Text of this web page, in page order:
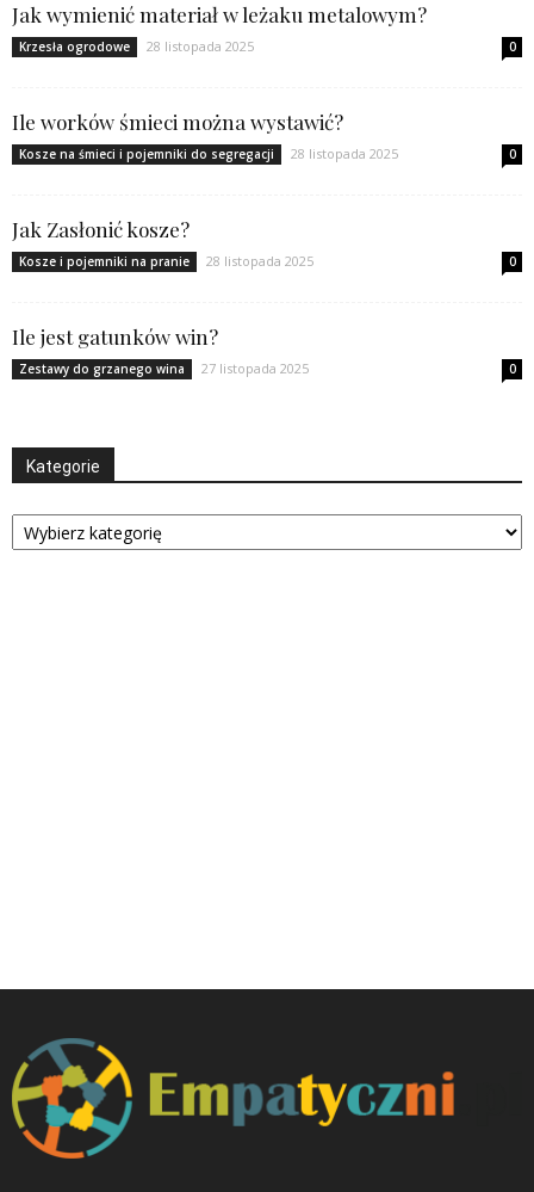
Jak wymienić materiał w leżaku metalowym?
Krzesła ogrodowe 28 listopada 2025 0
Ile worków śmieci można wystawić?
Kosze na śmieci i pojemniki do segregacji 28 listopada 2025 0
Jak Zasłonić kosze?
Kosze i pojemniki na pranie 28 listopada 2025 0
Ile jest gatunków win?
Zestawy do grzanego wina 27 listopada 2025 0
Kategorie
Kategorie